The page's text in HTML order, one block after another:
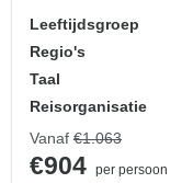
Leeftijdsgroep
Regio's
Taal
Reisorganisatie
Vanaf €1.063
€904 per persoon